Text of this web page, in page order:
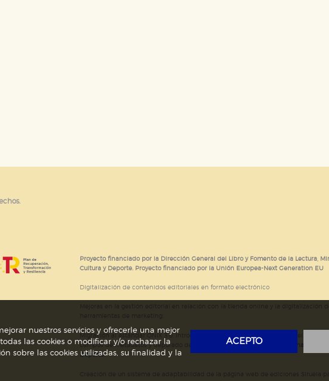
Proyecto financiado por la Dirección General del Libro y Fomento de la Lectura,
Cultura y Deporte. Proyecto financiado por la Unión Europea-Next Generation EU
Digitalización de contenidos editoriales en formato electrónico
Migración al estándar ONIX 3.0; introducción del estándar ISNI; mejora del
campos de metadatos y depurado de código HTML.Actividad subvencionada por
Deporte.
nuestros servicios y ofrecerle una mejor
las cookies o modificar y/o rechazar la
sobre las cookies utilizadas, su finalidad y la
ACEPTO